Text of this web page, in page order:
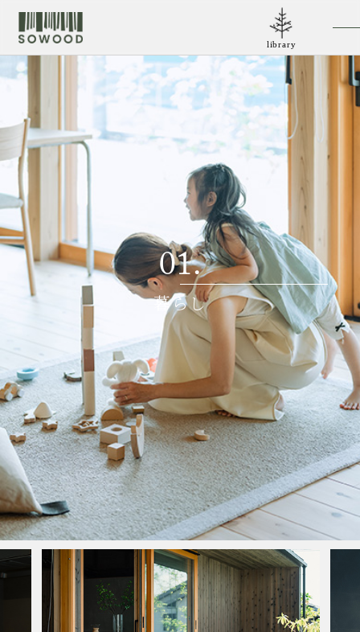
library
02. 特長と性能
03.セレクション 04.SOWOODの想い
05. ライブラリー 06.お知らせ
07.お問合せ 08.お近くの施工店
メンバー工務店募集
Privacy Policy
01.
暮らし